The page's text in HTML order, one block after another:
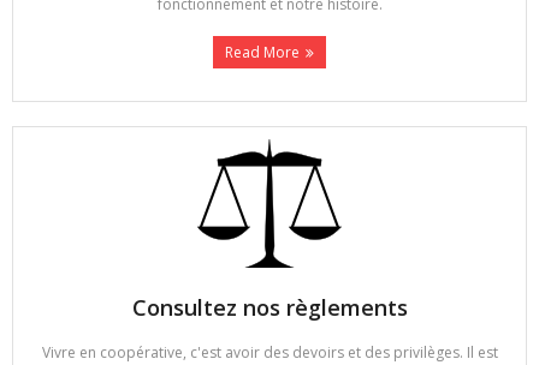
Read More
Consultez nos règlements
Vivre en coopérative, c'est avoir des devoirs et des privilèges. Il est